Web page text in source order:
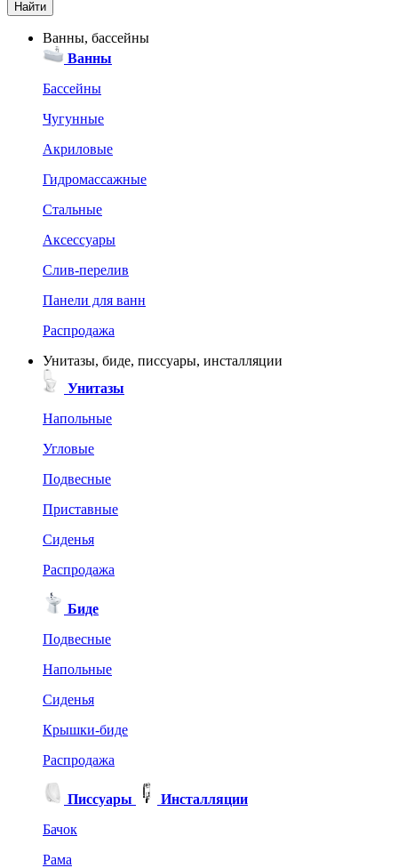
Ванны, бассейны
Ванны
Бассейны
Чугунные
Акриловые
Гидромассажные
Стальные
Аксессуары
Слив-перелив
Панели для ванн
Распродажа
Унитазы, биде, писсуары, инсталляции
Унитазы
Напольные
Угловые
Подвесные
Приставные
Сиденья
Распродажа
Биде
Подвесные
Напольные
Сиденья
Крышки-биде
Распродажа
Писсуары
Инсталляции
Бачок
Рама